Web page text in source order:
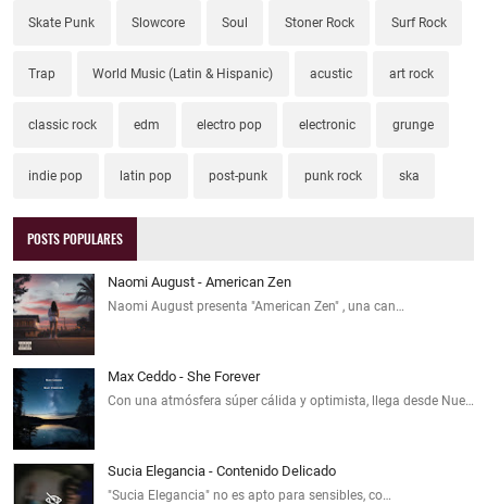
Skate Punk Slowcore Soul Stoner Rock Surf Rock
Trap World Music (Latin & Hispanic) acustic art rock
classic rock edm electro pop electronic grunge
indie pop latin pop post-punk punk rock ska
POSTS POPULARES
Naomi August - American Zen
Naomi August presenta "American Zen" , una can…
Max Ceddo - She Forever
Con una atmósfera súper cálida y optimista, llega desde Nue…
Sucia Elegancia - Contenido Delicado
"Sucia Elegancia" no es apto para sensibles, co…